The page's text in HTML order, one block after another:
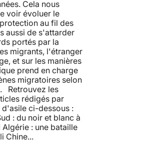
Cela nous
voir évoluer le
au fil des
aussi de s'attarder
portés par la
migrants, l'étranger
et sur les manières
prend en charge
migratoires selon
Retrouvez les
rédigés par
d'asile ci-dessous :
: du noir et blanc à
: une bataille
Chine...